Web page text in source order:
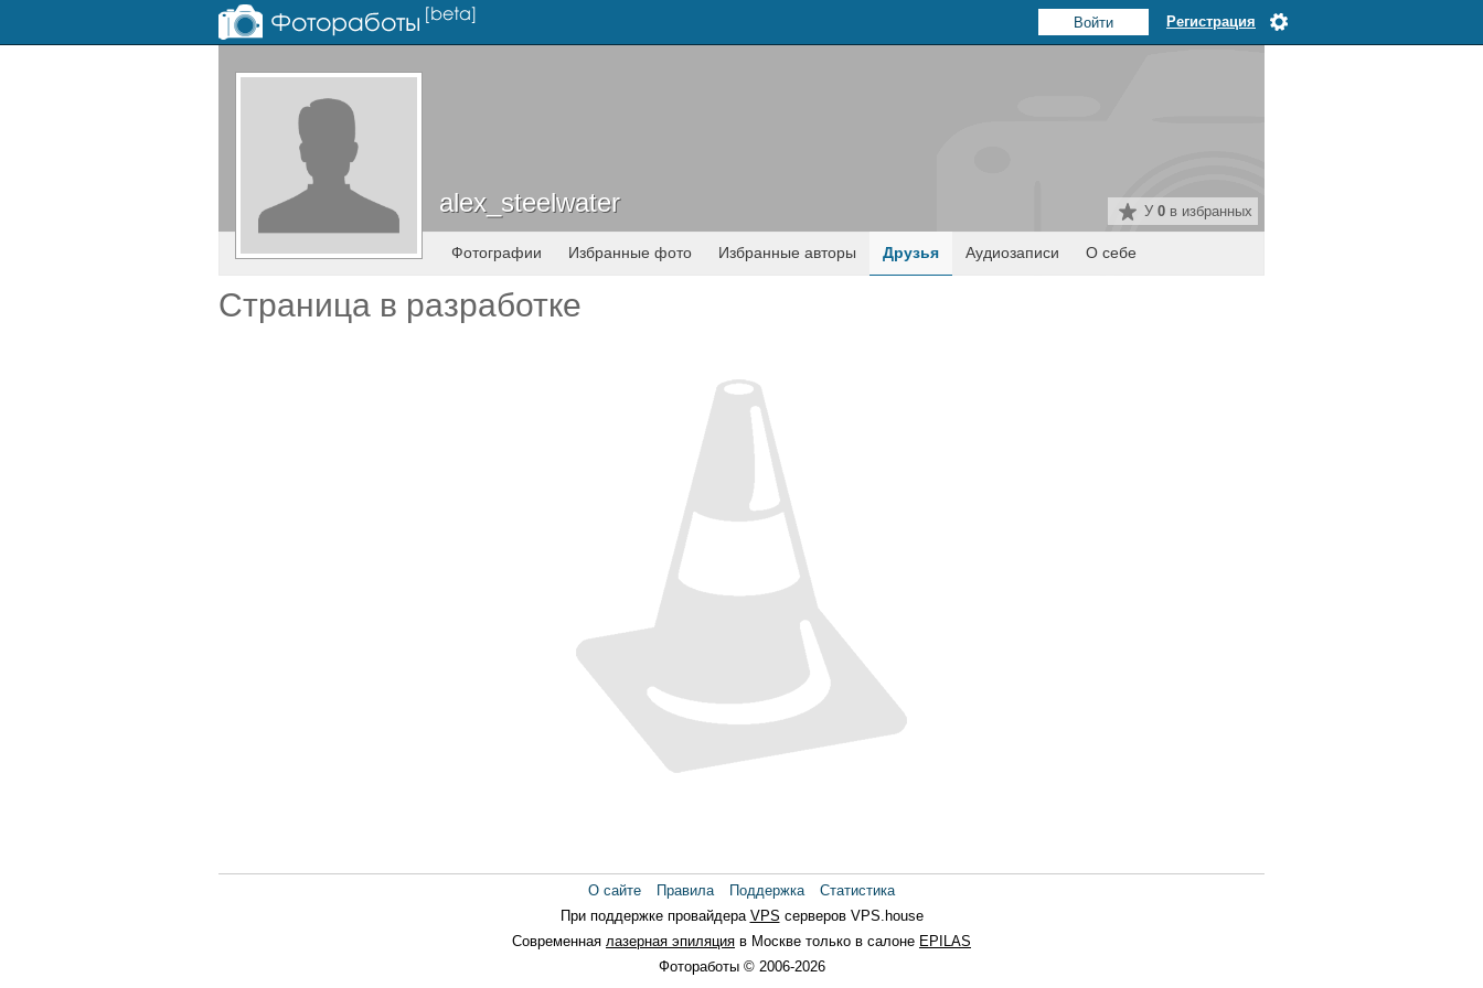
Регистрация
У 0 в избранных
alex_steelwater
alex_steelwater
Фотографии Избранные фото Избранные авторы Друзья Аудиозаписи О себе
Страница в разработке
О сайте Правила Поддержка
Статистика
При поддержке провайдера VPS серверов VPS.house
Современная лазерная эпиляция в Москве только в салоне EPILAS
Фотоработы © 2006-2026